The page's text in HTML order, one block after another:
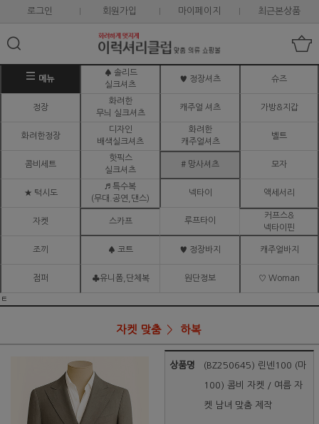
로그인 회원가입 마이페이지 최근본상품
메뉴
♠ 솔리드
실크셔츠
♥ 정장셔츠 슈즈
정장
화려한
무늬 실크셔츠
캐주얼 셔츠 가방&지갑
화려한정장
디자인
배색실크셔츠
화려한
캐주얼셔츠
벨트
콤비세트
핫픽스
실크셔츠
# 망사셔츠 모자
★ 턱시도
♬ 특수복
(무대.공연,댄스)
넥타이 액세서리
자켓 스카프 루프타이
커프스&
넥타이핀
조끼 ♠ 코트 ♥ 정장바지 캐주얼바지
점퍼 ♣유니폼,단체복 원단정보 ♡ Woman
ㅌ
자켓 맞춤 하복
상품명 (BZ250645) 린넨100 (마
100) 콤비 자켓 / 여름 자
켓 남녀 맞춤 제작